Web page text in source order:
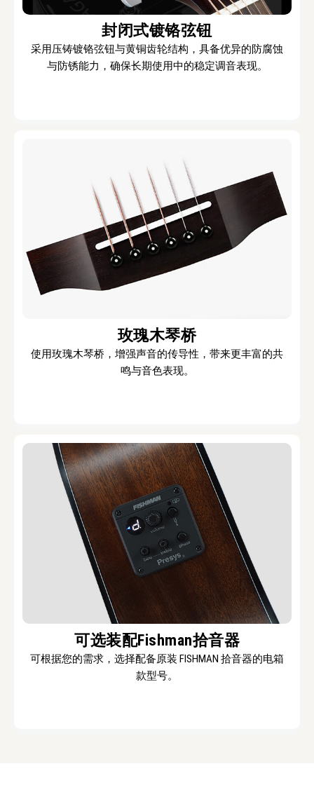
封闭式镀铬弦钮
采用压铸镀铬弦钮与黄铜齿轮结构，具备优异的防腐蚀
与防锈能力，确保长期使用中的稳定调音表现。
玫瑰木琴桥
使用玫瑰木琴桥，增强声音的传导性，带来更丰富的共
鸣与音色表现。
可选装配Fishman拾音器
可根据您的需求，选择配备原装 FISHMAN 拾音器的电箱
款型号。